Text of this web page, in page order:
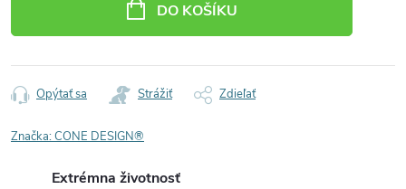
DO KOŠÍKU
Opýtať sa Strážiť Zdieľať
Značka:CONE DESIGN®
Extrémna životnosť